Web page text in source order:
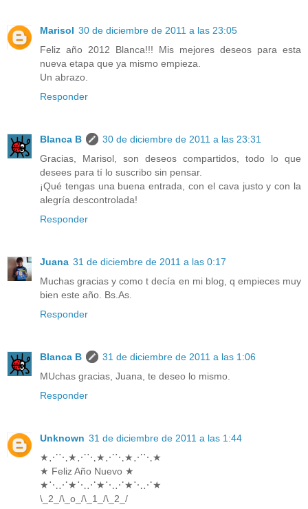
Marisol 30 de diciembre de 2011 a las 23:05
Feliz año 2012 Blanca!!! Mis mejores deseos para esta
nueva etapa que ya mismo empieza.
Un abrazo.
Responder
Blanca B
30 de diciembre de 2011 a las 23:31
Gracias, Marisol, son deseos compartidos, todo lo que
desees para tí lo suscribo sin pensar.
¡Qué tengas una buena entrada, con el cava justo y con la
alegría descontrolada!
Responder
Juana 31 de diciembre de 2011 a las 0:17
Muchas gracias y como t decía en mi blog, q empieces muy
bien este año. Bs.As.
Responder
Blanca B
31 de diciembre de 2011 a las 1:06
MUchas gracias, Juana, te deseo lo mismo.
Responder
Unknown 31 de diciembre de 2011 a las 1:44
★⋰⋱★⋰⋱★⋰⋱★⋰⋱★
★ Feliz Año Nuevo ★
★⋱⋰★⋱⋰★⋱⋰★⋱⋰★
\_2_/\_o_/\_1_/\_2_/